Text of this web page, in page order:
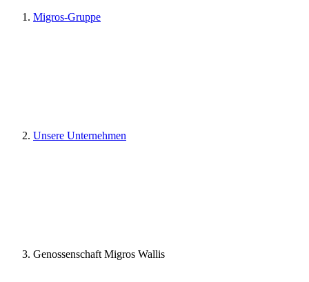
Migros-Gruppe
Unsere Unternehmen
Genossenschaft Migros Wallis